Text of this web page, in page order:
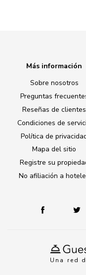
Una red
Más información
Sobre nosotros
Preguntas
Reseñas de clientes
Condiciones de
Política de
Mapa del sitio
Registre su
No afiliación a